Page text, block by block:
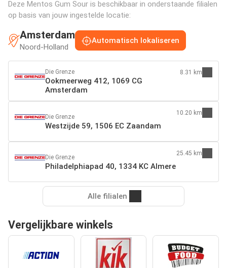
Deze Mentos Gum Sour is beschikbaar in onderstaande filialen
op basis van jouw ingestelde locatie:
Amsterdam
Noord-Holland
Automatisch lokaliseren
Die Grenze
Ookmeerweg 412, 1069 CG
Amsterdam
8.31 km
Die Grenze
Westzijde 59, 1506 EC Zaandam
10.20 km
Die Grenze
Philadelphiapad 40, 1334 KC Almere
25.45 km
Alle filialen
Vergelijkbare winkels